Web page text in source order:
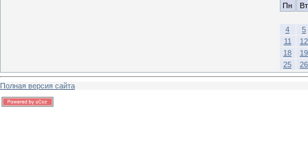
Пн
Вт
4
5
11
12
18
19
25
26
Полная версия сайта